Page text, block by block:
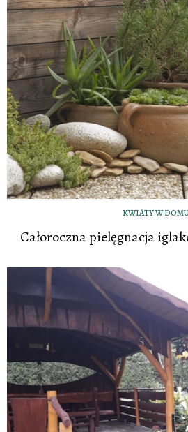
KWIATY W
Całoroczna pielęgnacja